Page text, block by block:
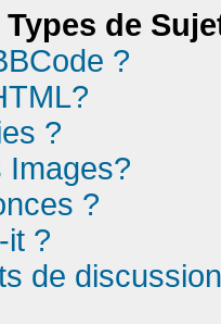
de
?
?
Images?
?
it ?
de